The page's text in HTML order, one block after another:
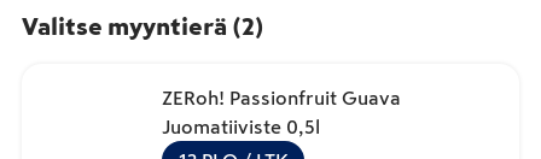
Valitse myyntierä (2)
ZERoh! Passionfruit Guava
Juomatiiviste 0,5l